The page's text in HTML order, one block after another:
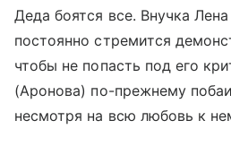
Деда боятся все. Внучка
постоянно стремится
чтобы не попасть под его
(Аронова) по-прежнему
несмотря на всю любовь к